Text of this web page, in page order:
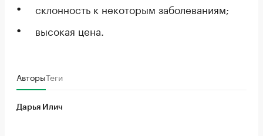
склонность к некоторым заболеваниям;
высокая цена.
АвторыТеги
Дарья Илич